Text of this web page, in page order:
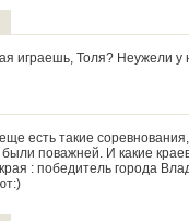
играешь, Толя? Неужели у
есть такие
поважней. И какие
: победитель города